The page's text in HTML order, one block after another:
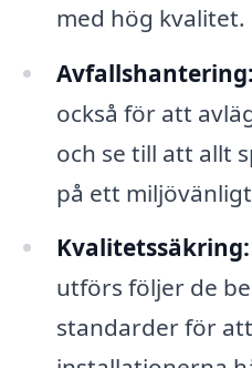
med hög kvalitet.
Avfallshantering:
också för att
och se till att allt
på ett
Kvalitetssäkring:
utförs följer de
standarder för